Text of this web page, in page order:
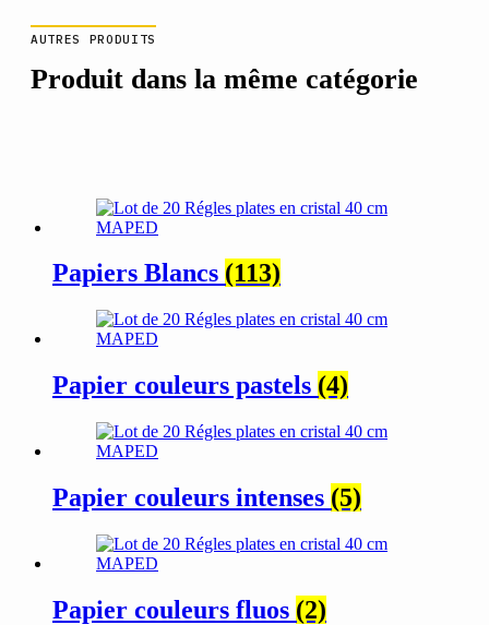
AUTRES PRODUITS
Produit dans la même catégorie
Papiers Blancs (113)
Papier couleurs pastels (4)
Papier couleurs intenses (5)
Papier couleurs fluos (2)